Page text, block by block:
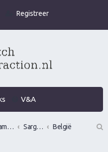
Registreer
V&A
Gamen en vrouwen versieren in de praktijk (Infield) Sargen in of vrouwen versieren op locatie in?
België